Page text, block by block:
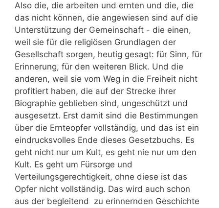
Also die, die arbeiten und ernten und die, die
das nicht können, die angewiesen sind auf die
Unterstützung der Gemeinschaft - die einen,
weil sie für die religiösen Grundlagen der
Gesellschaft sorgen, heutig gesagt: für Sinn, für
Erinnerung, für den weiteren Blick. Und die
anderen, weil sie vom Weg in die Freiheit nicht
profitiert haben, die auf der Strecke ihrer
Biographie geblieben sind, ungeschützt und
ausgesetzt. Erst damit sind die Bestimmungen
über die Ernteopfer vollständig, und das ist ein
eindrucksvolles Ende dieses Gesetzbuchs. Es
geht nicht nur um Kult, es geht nie nur um den
Kult. Es geht um Fürsorge und
Verteilungsgerechtigkeit, ohne diese ist das
Opfer nicht vollständig. Das wird auch schon
aus der begleitend zu erinnernden Geschichte